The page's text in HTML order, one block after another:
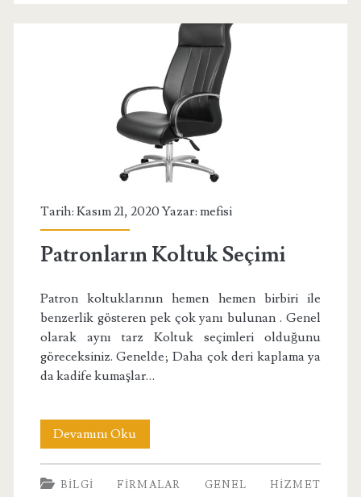
Tarih: Kasım 21, 2020 Yazar: mefisi
Patronların Koltuk Seçimi
Patron koltuklarının hemen hemen birbiri ile
benzerlik gösteren pek çok yanı bulunan . Genel
olarak aynı tarz Koltuk seçimleri olduğunu
göreceksiniz. Genelde; Daha çok deri kaplama ya
da kadife kumaşlar…
Devamını OkuPatronların
Koltuk
Seçimi
BILGI FIRMALAR GENEL
HIZMET